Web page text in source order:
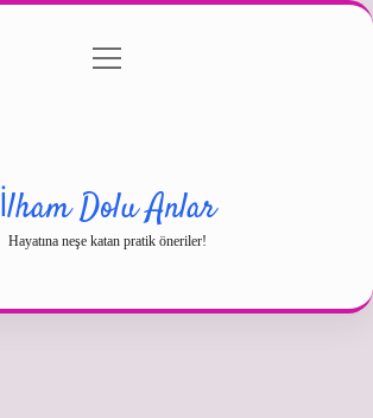
Gizlilik Politikası
menüyü
İlham Dolu Anlar
Hayatına neşe katan pratik öneriler!